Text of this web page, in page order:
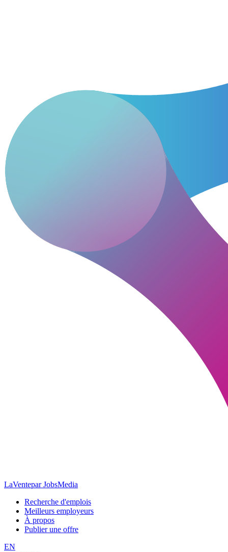
LaVentepar JobsMedia
Recherche d'emplois
Meilleurs employeurs
À propos
Publier une offre
EN